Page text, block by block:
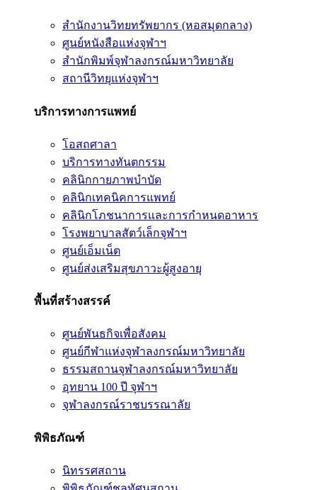
สำนักงานวิทยทรัพยากร (หอสมุดกลาง)
ศูนย์หนังสือแห่งจุฬาฯ
สำนักพิมพ์จุฬาลงกรณ์มหาวิทยาลัย
สถานีวิทยุแห่งจุฬาฯ
บริการทางการแพทย์
โอสถศาลา
บริการทางทันตกรรม
คลินิกกายภาพบำบัด
คลินิกเทคนิคการแพทย์
คลินิกโภชนาการและการกำหนดอาหาร
โรงพยาบาลสัตว์เล็กจุฬาฯ
ศูนย์เอ็มเน็ต
ศูนย์ส่งเสริมสุขภาวะผู้สูงอายุ
พื้นที่สร้างสรรค์
ศูนย์พันธกิจเพื่อสังคม
ศูนย์กีฬาแห่งจุฬาลงกรณ์มหาวิทยาลัย
ธรรมสถานจุฬาลงกรณ์มหาวิทยาลัย
อุทยาน 100 ปี จุฬาฯ
จุฬาลงกรณ์ราชบรรณาลัย
พิพิธภัณฑ์
นิทรรศสถาน